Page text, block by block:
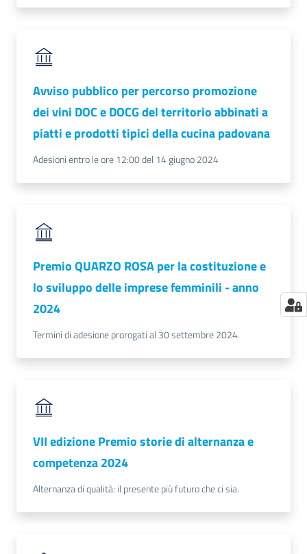
Avviso pubblico per percorso promozione
dei vini DOC e DOCG del territorio abbinati a
piatti e prodotti tipici della cucina padovana
Adesioni entro le ore 12:00 del 14 giugno 2024
Premio QUARZO ROSA per la costituzione e
lo sviluppo delle imprese femminili - anno
2024
Termini di adesione prorogati al 30 settembre 2024.
VII edizione Premio storie di alternanza e
competenza 2024
Alternanza di qualità: il presente più futuro che ci sia.